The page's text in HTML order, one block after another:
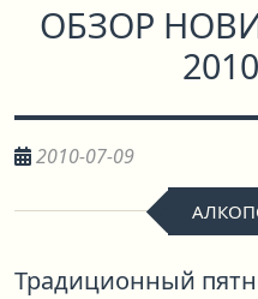
ОБЗОР
2010-07-09
Традиционный